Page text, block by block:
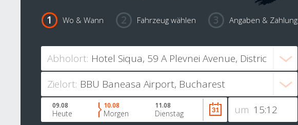
Wo & Wann Fahrzeug wählen Angaben & Zahlung
Abholort:
Zielort:
um
09.08
Heute
10.08
Morgen
11.08
Dienstag